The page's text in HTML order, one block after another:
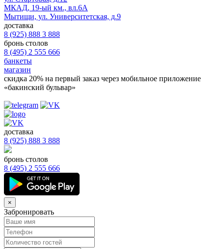
МКАД, 19-ый км., вл.6А
Мытищи, ул. Университетская, д.9
доставка
8 (925) 888 3 888
бронь столов
8 (495) 2 555 666
банкеты
магазин
скидка 20% на первый заказ через мобильное приложение
«бакинский бульвар»
доставка
8 (925) 888 3 888
бронь столов
8 (495) 2 555 666
×
Забронировать